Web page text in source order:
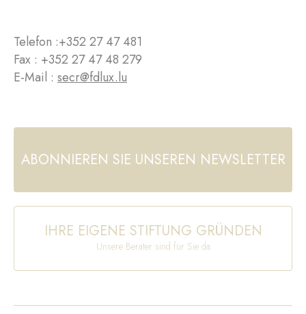
Telefon :+352 27 47 481
Fax : +352 27 47 48 279
E-Mail : secr@fdlux.lu
ABONNIEREN SIE UNSEREN NEWSLETTER
IHRE EIGENE STIFTUNG GRÜNDEN
Unsere Berater sind für Sie da